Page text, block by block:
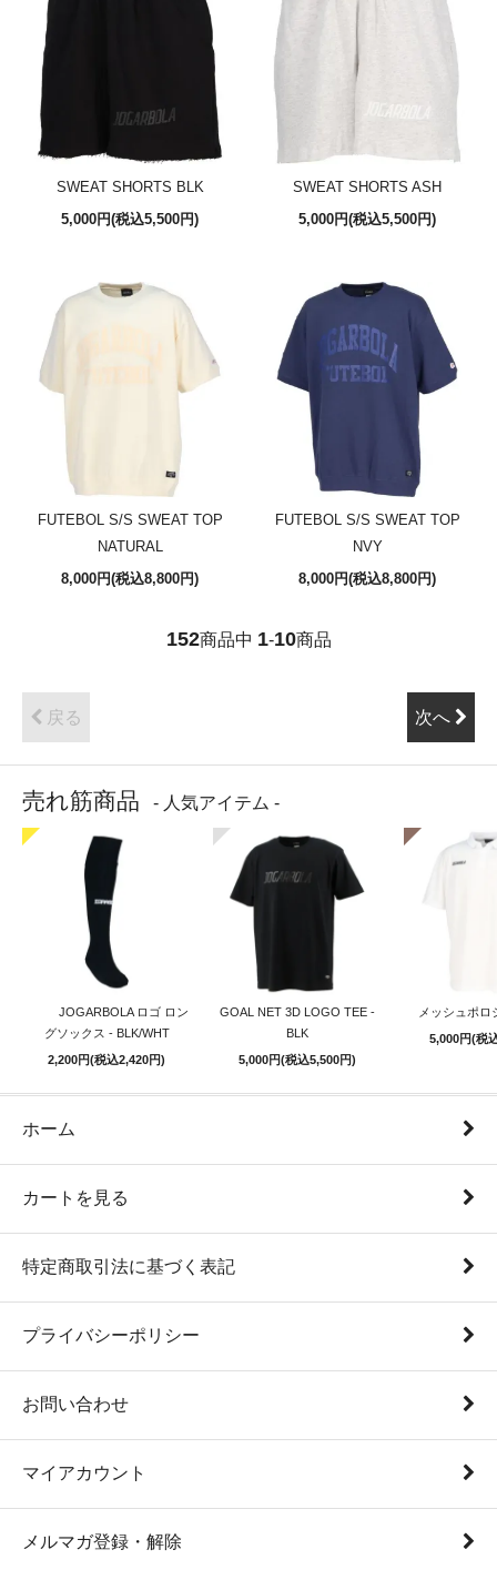
SWEAT SHORTS BLK
5,000円(税込5,500円)
SWEAT SHORTS ASH
5,000円(税込5,500円)
FUTEBOL S/S SWEAT TOP
NATURAL
8,000円(税込8,800円)
FUTEBOL S/S SWEAT TOP
NVY
8,000円(税込8,800円)
152商品中 1-10商品
戻る 次へ
売れ筋商品 - 人気アイテム -
JOGARBOLA ロゴ ロン
グソックス - BLK/WHT
2,200円(税込2,420円)
GOAL NET 3D LOGO TEE -
BLK
5,000円(税込5,500円)
メッシュポロ
5,000円(税
ホーム
カートを見る
特定商取引法に基づく表記
プライバシーポリシー
お問い合わせ
マイアカウント
メルマガ登録・解除